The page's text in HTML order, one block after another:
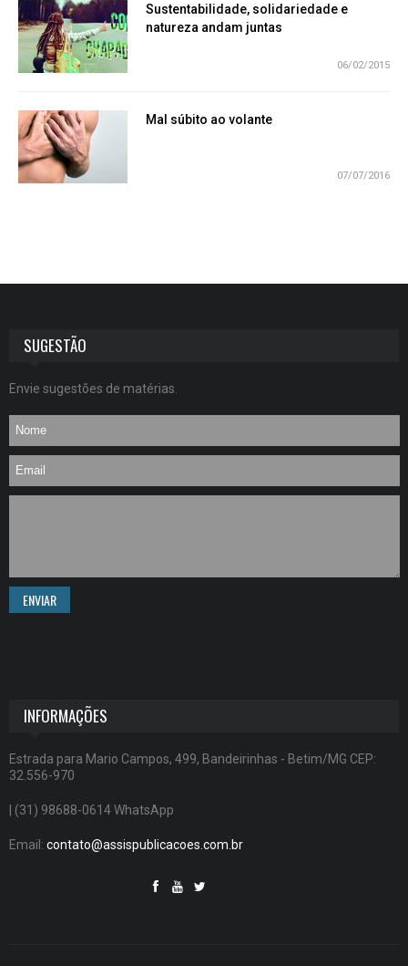
Sustentabilidade, solidariedade e
natureza andam juntas
06/02/2015
Mal súbito ao volante
07/07/2016
SUGESTÃO
Envie sugestões de matérias.
ENVIAR
INFORMAÇÕES
Estrada para Mario Campos, 499, Bandeirinhas - Betim/MG CEP:
32.556-970
| (31) 98688-0614 WhatsApp
Email: contato@assispublicacoes.com.br